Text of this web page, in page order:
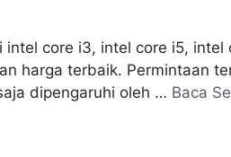
core i3, intel core i5, intel
harga terbaik. Permintaan
dipengaruhi oleh … Baca